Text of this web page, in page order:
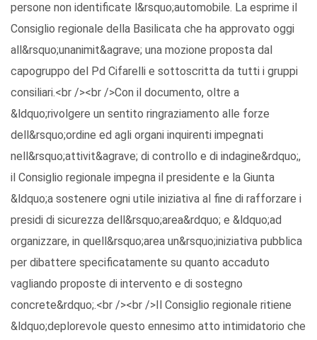
persone non identificate l&rsquo;automobile. La esprime il
Consiglio regionale della Basilicata che ha approvato oggi
all&rsquo;unanimit&agrave; una mozione proposta dal
capogruppo del Pd Cifarelli e sottoscritta da tutti i gruppi
consiliari.<br /><br />Con il documento, oltre a
&ldquo;rivolgere un sentito ringraziamento alle forze
dell&rsquo;ordine ed agli organi inquirenti impegnati
nell&rsquo;attivit&agrave; di controllo e di indagine&rdquo;,
il Consiglio regionale impegna il presidente e la Giunta
&ldquo;a sostenere ogni utile iniziativa al fine di rafforzare i
presidi di sicurezza dell&rsquo;area&rdquo; e &ldquo;ad
organizzare, in quell&rsquo;area un&rsquo;iniziativa pubblica
per dibattere specificatamente su quanto accaduto
vagliando proposte di intervento e di sostegno
concrete&rdquo;.<br /><br />Il Consiglio regionale ritiene
&ldquo;deplorevole questo ennesimo atto intimidatorio che